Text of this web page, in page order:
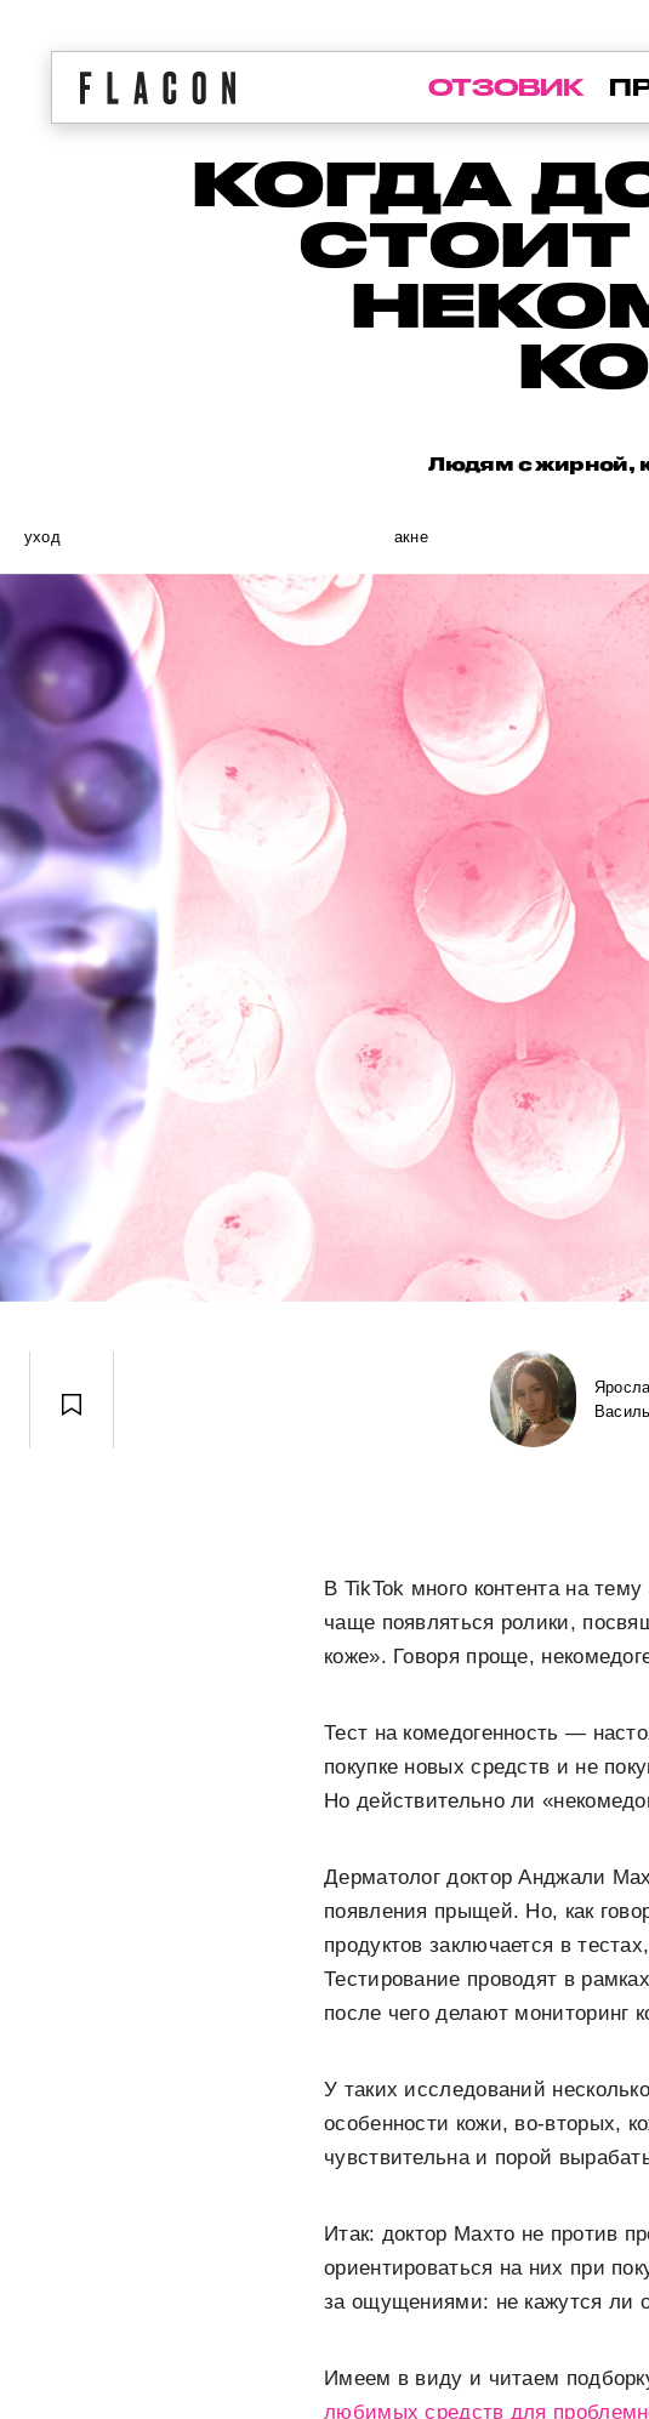
ОТЗОВИК
КОГДА
СТОИТ
Людям с жирной,
уход акне
В TikTok много контента на
чаще появляться ролики,
коже». Говоря проще,
Тест на комедогенность —
покупке новых средств и не
Но действительно ли
Дерматолог доктор Анджали
появления прыщей. Но, как
продуктов заключается в
Тестирование проводят в
после чего делают мониторинг
У таких исследований
особенности кожи, во-вторых,
чувствительна и порой
Итак: доктор Махто не против
ориентироваться на них при
за ощущениями: не кажутся ли
Имеем в виду и читаем
любимых средств для